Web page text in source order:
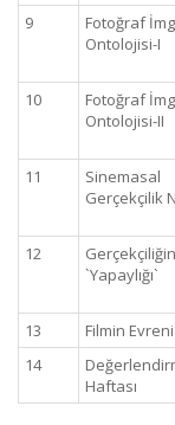
9
Fotoğraf
Ontolojisi-I
10
Fotoğraf
Ontolojisi-II
11
Sinemasal
Gerçekçilik
12
Gerçekçiliğin
`Yapaylığı`
13
Filmin Evreni
14
Haftası